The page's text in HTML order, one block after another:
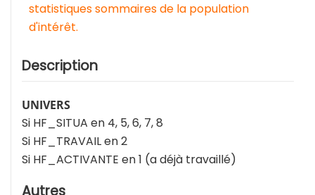
statistiques sommaires de la population
d'intérêt.
Description
UNIVERS
Si HF_SITUA en 4, 5, 6, 7, 8
Si HF_TRAVAIL en 2
Si HF_ACTIVANTE en 1 (a déjà travaillé)
Autres